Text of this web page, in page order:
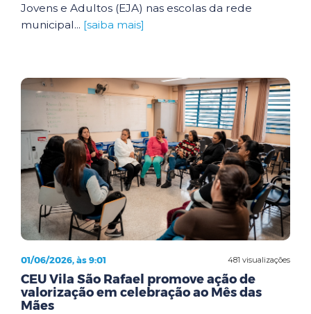
Jovens e Adultos (EJA) nas escolas da rede
municipal... [saiba mais]
481 visualizações
01/06/2026, às 9:01
CEU Vila São Rafael promove ação de
valorização em celebração ao Mês das
Mães